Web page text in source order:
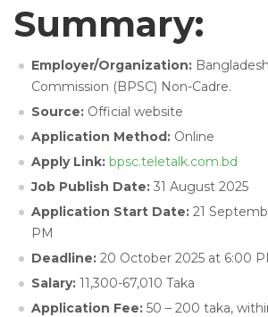
Summary:
Employer/Organization:
Commission (BPSC) Non-Cadre.
Source: Official website
Application Method: Online
Apply Link: bpsc.teletalk.com.bd
Job Publish Date: 31 August 2025
Application Start Date: 21
PM
Deadline: 20 October 2025 at 6:00
Salary: 11,300-67,010 Taka
Application Fee: 50 – 200 taka,